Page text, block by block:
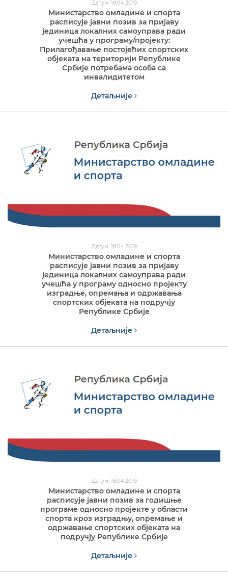
Датум: 18.04.2019
Министарство омладине и спорта
расписује јавни позив за пријаву
јединица локалних самоуправа ради
учешћа у програму/пројекту:
Прилагођавање постојећих спортских
објеката на територији Републике
Србије потребама особа са
инвалидитетом
Детаљније
Датум: 18.04.2019
Министарство омладине и спорта
расписује јавни позив за пријаву
јединица локалних самоуправа ради
учешћа у програму односно пројекту
изградње, опремања и одржавања
спортских објеката на подручју
Републике Србије
Детаљније
Датум: 18.04.2019
Министарство омладине и спорта
расписује јавни позив за годишње
програме односно пројекте у области
спорта кроз изградњу, опремање и
одржавање спортских објеката на
подручју Републике Србије
Детаљније